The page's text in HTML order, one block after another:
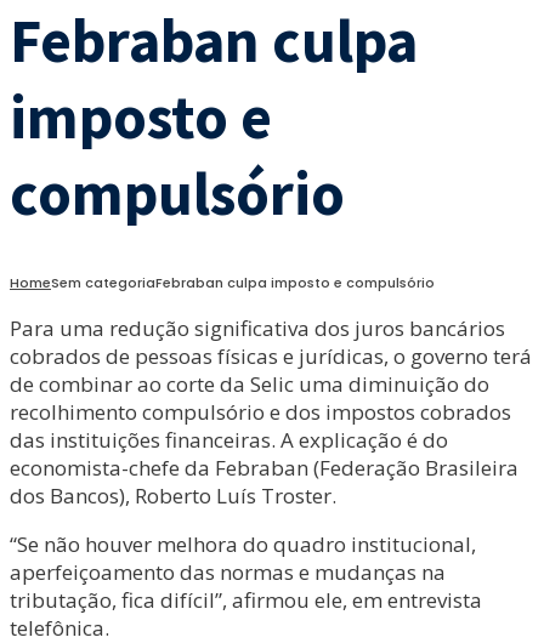
Febraban culpa
imposto e
compulsório
HomeSem categoriaFebraban culpa imposto e compulsório
Para uma redução significativa dos juros bancários
cobrados de pessoas físicas e jurídicas, o governo terá
de combinar ao corte da Selic uma diminuição do
recolhimento compulsório e dos impostos cobrados
das instituições financeiras. A explicação é do
economista-chefe da Febraban (Federação Brasileira
dos Bancos), Roberto Luís Troster.
“Se não houver melhora do quadro institucional,
aperfeiçoamento das normas e mudanças na
tributação, fica difícil”, afirmou ele, em entrevista
telefônica.